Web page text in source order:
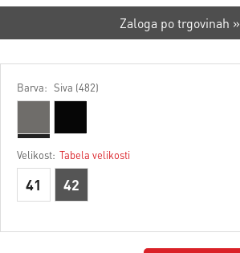
Zaloga po trgovinah »
Barva: Siva (482)
Velikost: Tabela velikosti
41 42